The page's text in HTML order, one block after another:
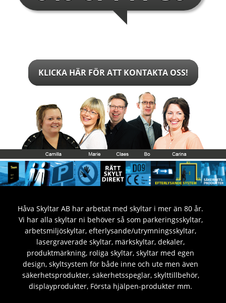
KLICKA HÄR FÖR ATT KONTAKTA OSS!
Håva Skyltar AB har arbetat med skyltar i mer än 80 år.
Vi har alla skyltar ni behöver så som parkeringsskyltar,
arbetsmiljöskyltar, efterlysande/utrymningsskyltar,
lasergraverade skyltar, märkskyltar, dekaler,
produktmärkning, roliga skyltar, skyltar med egen
design, skyltsystem för både inne och ute men även
säkerhetsprodukter, säkerhetsspeglar, skylttillbehör,
displayprodukter, Första hjälpen-produkter mm.